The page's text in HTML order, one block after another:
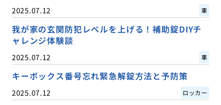
2025.07.12 車
我が家の玄関防犯レベルを上げる！補助錠DIYチ
ャレンジ体験談
2025.07.12 車
キーボックス番号忘れ緊急解錠方法と予防策
2025.07.12 ロッカー